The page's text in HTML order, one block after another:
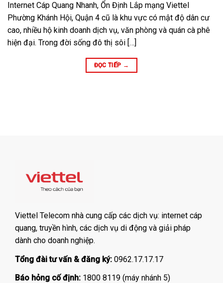
Internet Cáp Quang Nhanh, Ổn Định Lắp mạng Viettel
Phường Khánh Hội, Quận 4 cũ là khu vực có mật độ dân cư
cao, nhiều hộ kinh doanh dịch vụ, văn phòng và quán cà phê
hiện đại. Trong đời sống đô thị sôi […]
ĐỌC TIẾP →
Viettel Telecom nhà cung cấp các dịch vụ: internet cáp
quang, truyền hình, các dịch vụ di động và giải pháp
dành cho doanh nghiệp.
Tổng đài tư vấn & đăng ký: 0962.17.17.17
Báo hỏng cố định: 1800 8119 (máy nhánh 5)